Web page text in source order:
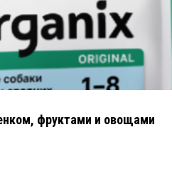
фруктами и овощами